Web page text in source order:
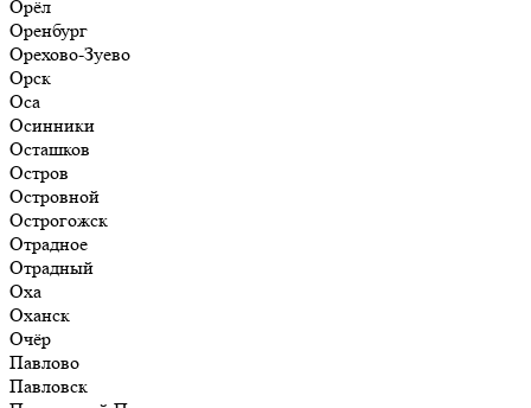
Орёл
Оренбург
Орехово-Зуево
Орск
Оса
Осинники
Осташков
Остров
Островной
Острогожск
Отрадное
Отрадный
Оха
Оханск
Очёр
Павлово
Павловск